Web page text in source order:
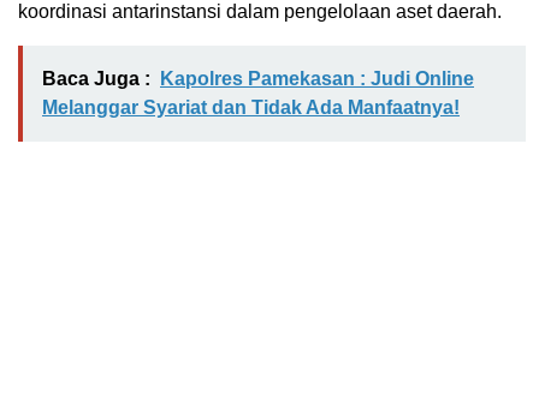
koordinasi antarinstansi dalam pengelolaan aset daerah.
Baca Juga :
Kapolres Pamekasan : Judi Online
Melanggar Syariat dan Tidak Ada Manfaatnya!